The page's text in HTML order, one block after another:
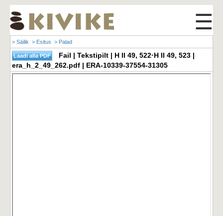
☰
> Säilik > Esitus > Palad
Fail | Tekstipilt | H II 49, 522·H II 49, 523 |
era_h_2_49_262.pdf | ERA-10339-37554-31305